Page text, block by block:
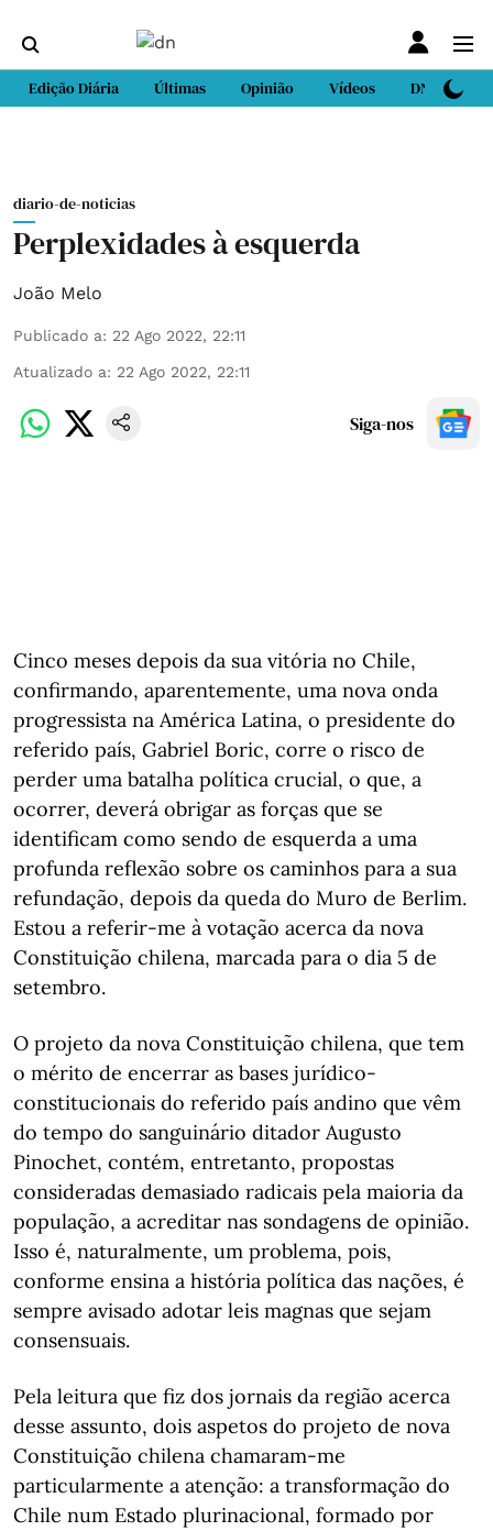
Edição Diária Últimas Opinião Vídeos DN Sport
diario-de-noticias
Perplexidades à esquerda
João Melo
Publicado a: 22 Ago 2022, 22:11
Atualizado a: 22 Ago 2022, 22:11
Siga-nos
Cinco meses depois da sua vitória no Chile,
confirmando, aparentemente, uma nova onda
progressista na América Latina, o presidente do
referido país, Gabriel Boric, corre o risco de
perder uma batalha política crucial, o que, a
ocorrer, deverá obrigar as forças que se
identificam como sendo de esquerda a uma
profunda reflexão sobre os caminhos para a sua
refundação, depois da queda do Muro de Berlim.
Estou a referir-me à votação acerca da nova
Constituição chilena, marcada para o dia 5 de
setembro.
O projeto da nova Constituição chilena, que tem
o mérito de encerrar as bases jurídico-
constitucionais do referido país andino que vêm
do tempo do sanguinário ditador Augusto
Pinochet, contém, entretanto, propostas
consideradas demasiado radicais pela maioria da
população, a acreditar nas sondagens de opinião.
Isso é, naturalmente, um problema, pois,
conforme ensina a história política das nações, é
sempre avisado adotar leis magnas que sejam
consensuais.
Pela leitura que fiz dos jornais da região acerca
desse assunto, dois aspetos do projeto de nova
Constituição chilena chamaram-me
particularmente a atenção: a transformação do
Chile num Estado plurinacional, formado por